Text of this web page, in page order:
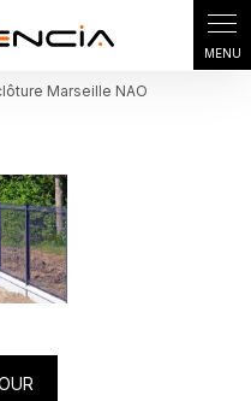
Marseille NAO